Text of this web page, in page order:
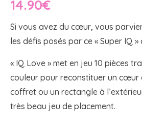
14.90€
Si vous avez du cœur, vous
les défis posés par ce « Super IQ »
« IQ Love » met en jeu 10 pièces
couleur pour reconstituer un cœur
coffret ou un rectangle à
très beau jeu de placement.